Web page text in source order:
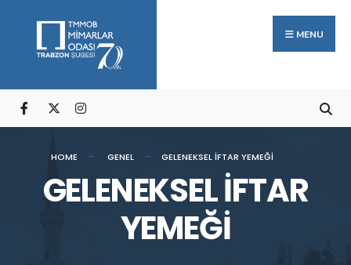
content
MENU
HOME GENEL GELENEKSEL İFTAR YEMEĞİ
GELENEKSEL İFTAR
YEMEĞİ